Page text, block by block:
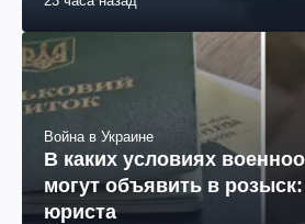
Война в Украине
В каких условиях
могут объявить в
юриста